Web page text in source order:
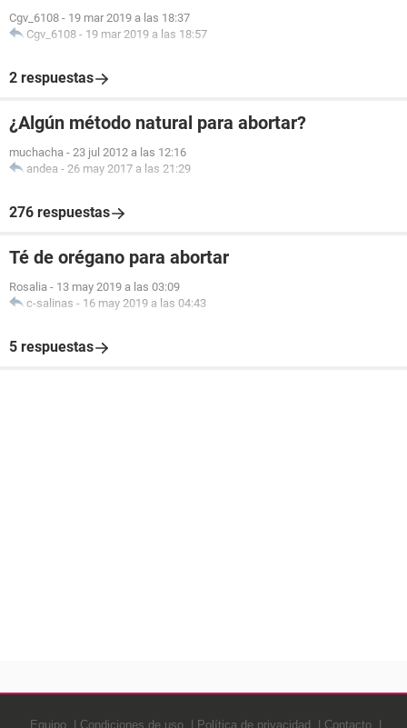
Cgv_6108 - 19 mar 2019 a las 18:37
Cgv_6108 - 19 mar 2019 a las 18:57
2 respuestas
¿Algún método natural para abortar?
muchacha - 23 jul 2012 a las 12:16
andea - 26 may 2017 a las 21:29
276 respuestas
Té de orégano para abortar
Rosalia - 13 may 2019 a las 03:09
c-salinas - 16 may 2019 a las 04:43
5 respuestas
Equipo Condiciones de uso Política de privacidad Contacto